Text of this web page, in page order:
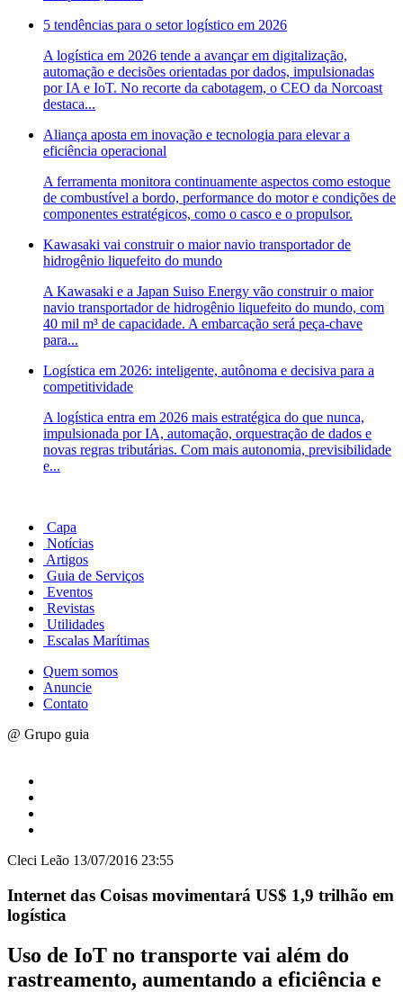
5 tendências para o setor logístico em 2026
A logística em 2026 tende a avançar em digitalização,
automação e decisões orientadas por dados, impulsionadas
por IA e IoT. No recorte da cabotagem, o CEO da Norcoast
destaca...
Aliança aposta em inovação e tecnologia para elevar a
eficiência operacional
A ferramenta monitora continuamente aspectos como estoque
de combustível a bordo, performance do motor e condições de
componentes estratégicos, como o casco e o propulsor.
Kawasaki vai construir o maior navio transportador de
hidrogênio liquefeito do mundo
A Kawasaki e a Japan Suiso Energy vão construir o maior
navio transportador de hidrogênio liquefeito do mundo, com
40 mil m³ de capacidade. A embarcação será peça-chave
para...
Logística em 2026: inteligente, autônoma e decisiva para a
competitividade
A logística entra em 2026 mais estratégica do que nunca,
impulsionada por IA, automação, orquestração de dados e
novas regras tributárias. Com mais autonomia, previsibilidade
e...
Capa
Notícias
Artigos
Guia de Serviços
Eventos
Revistas
Utilidades
Escalas Marítimas
Quem somos
Anuncie
Contato
@ Grupo guia
Cleci Leão 13/07/2016 23:55
Internet das Coisas movimentará US$ 1,9 trilhão em
logística
Uso de IoT no transporte vai além do
rastreamento, aumentando a eficiência e